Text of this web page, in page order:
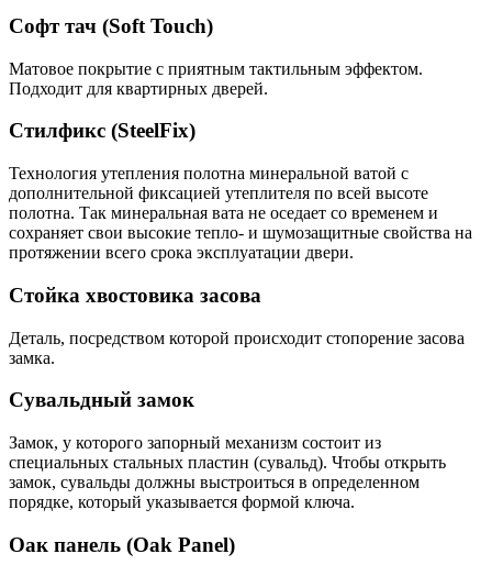
Софт тач (Soft Touch)
Матовое покрытие с приятным тактильным эффектом.
Подходит для квартирных дверей.
Стилфикс (SteelFix)
Технология утепления полотна минеральной ватой с
дополнительной фиксацией утеплителя по всей высоте
полотна. Так минеральная вата не оседает со временем и
сохраняет свои высокие тепло- и шумозащитные свойства на
протяжении всего срока эксплуатации двери.
Стойка хвостовика засова
Деталь, посредством которой происходит стопорение засова
замка.
Сувальдный замок
Замок, у которого запорный механизм состоит из
специальных стальных пластин (сувальд). Чтобы открыть
замок, сувальды должны выстроиться в определенном
порядке, который указывается формой ключа.
Оак панель (Oak Panel)